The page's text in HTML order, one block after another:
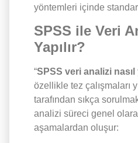
yöntemleri içinde
SPSS ile Veri
Yapılır?
“SPSS veri analizi nasıl
özellikle tez çalışmaları
tarafından sıkça
analizi süreci genel
aşamalardan oluşur: